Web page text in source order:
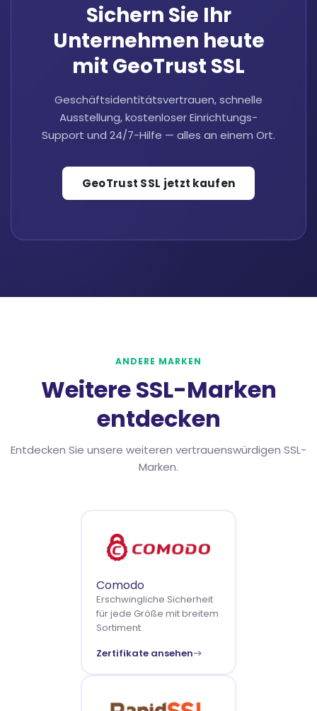
Sichern Sie Ihr
Unternehmen heute
mit GeoTrust SSL
Geschäftsidentitätsvertrauen, schnelle
Ausstellung, kostenloser Einrichtungs-
Support und 24/7-Hilfe — alles an einem Ort.
GeoTrust SSL jetzt kaufen
ANDERE MARKEN
Weitere SSL-Marken
entdecken
Entdecken Sie unsere weiteren vertrauenswürdigen SSL-
Marken.
Comodo
Erschwingliche Sicherheit
für jede Größe mit breitem
Sortiment.
Zertifikate ansehen